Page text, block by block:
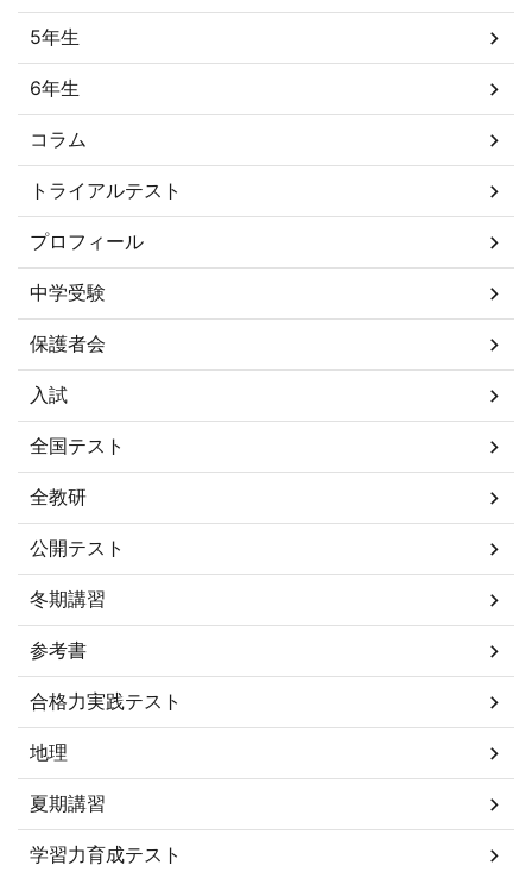
5年生
6年生
コラム
トライアルテスト
プロフィール
中学受験
保護者会
入試
全国テスト
全教研
公開テスト
冬期講習
参考書
合格力実践テスト
地理
夏期講習
学習力育成テスト